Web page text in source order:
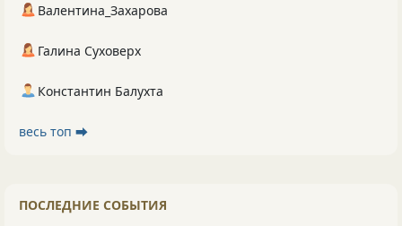
Валентина_Захарова
Галина Суховерх
Константин Балухта
весь топ ⮕
ПОСЛЕДНИЕ СОБЫТИЯ